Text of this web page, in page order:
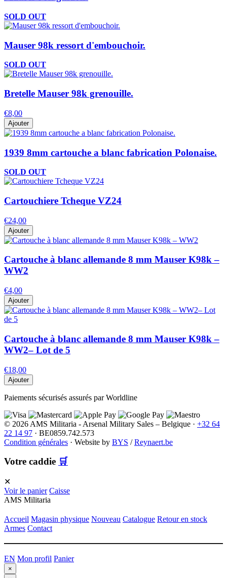
SOLD OUT
Mauser 98k ressort d'embouchoir.
SOLD OUT
Bretelle Mauser 98k grenouille.
€8,00
Ajouter
1939 8mm cartouche a blanc fabrication Polonaise.
SOLD OUT
Cartouchiere Tcheque VZ24
€24,00
Ajouter
Cartouche à blanc allemande 8 mm Mauser K98k –
WW2
€4,00
Ajouter
Cartouche à blanc allemande 8 mm Mauser K98k –
WW2– Lot de 5
€18,00
Ajouter
Paiements sécurisés assurés par Worldline
© 2026 AMS Militaria - Arsenal Military Sales – Belgique · +32 64
22 14 97 · BE0859.742.573
Condition générales · Website by BYS /Reynaert.be
Votre caddie 🛒
✕
Voir le panier Caisse
AMS Militaria
Accueil Magasin physique Nouveau Catalogue Retour en stock
Armes Contact
EN Mon profil Panier
×